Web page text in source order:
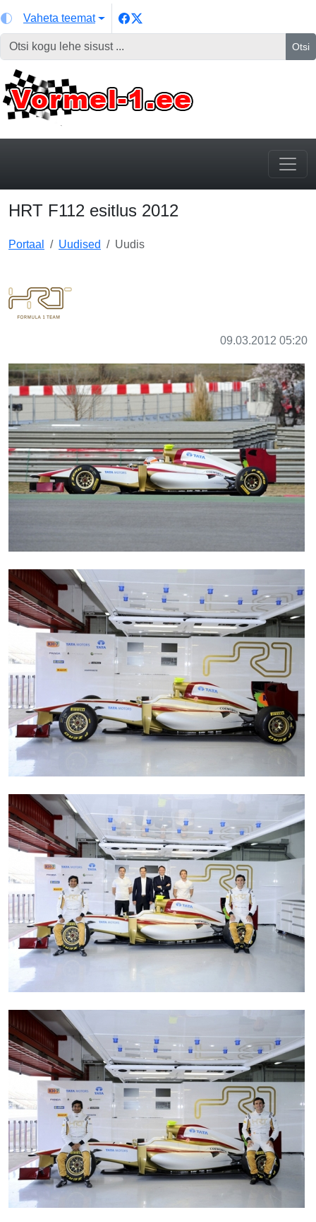
Vaheta teemat
Otsi
HRT F112 esitlus 2012
Portaal Uudised Uudis
09.03.2012 05:20